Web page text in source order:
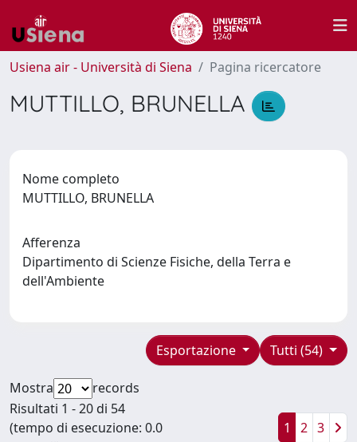
Usiena air - Università di Siena Pagina ricercatore
MUTTILLO, BRUNELLA
Nome completo
MUTTILLO, BRUNELLA
Afferenza
Dipartimento di Scienze Fisiche, della Terra e
dell'Ambiente
Tutti (54)
Esportazione
Mostra
records
Risultati 1 - 20 di 54
(tempo di esecuzione: 0.0
1 2 3